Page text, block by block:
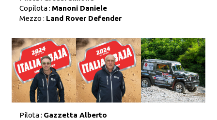
Copilota : Manoni Daniele
Mezzo : Land Rover Defender
Pilota : Gazzetta Alberto